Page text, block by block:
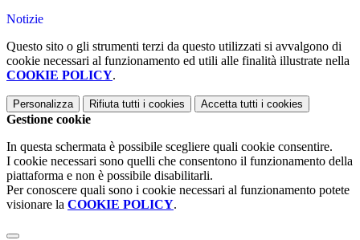
Notizie
Questo sito o gli strumenti terzi da questo utilizzati si avvalgono di
cookie necessari al funzionamento ed utili alle finalità illustrate nella
COOKIE POLICY.
Personalizza Rifiuta tutti i cookies Accetta tutti i cookies
Gestione cookie
In questa schermata è possibile scegliere quali cookie consentire.
I cookie necessari sono quelli che consentono il funzionamento della
piattaforma e non è possibile disabilitarli.
Per conoscere quali sono i cookie necessari al funzionamento potete
visionare la COOKIE POLICY.